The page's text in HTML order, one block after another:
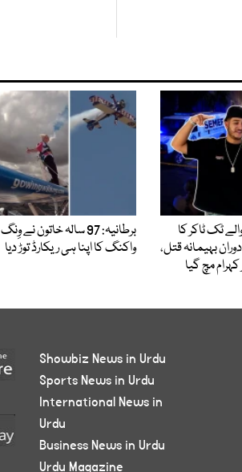
والے ٹک ٹاکر کا
بہیمانہ قتل،
مچ گیا
برطانیہ: 97 سالہ خاتون نے وِنگ
واکنگ کا اپنا ہی ریکارڈ توڑ دیا
Showbiz News in Urdu
Sports News in Urdu
International News in
Urdu
Business News in Urdu
Urdu Magazine